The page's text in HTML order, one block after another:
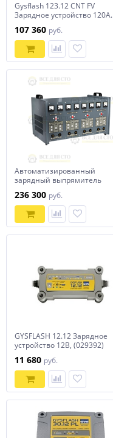
Gysflash 123.12 CNT FV
Зарядное устройство 120А.
107 360 руб.
Автоматизированный
зарядный выпрямитель
236 300 руб.
GYSFLASH 12.12 Зарядное
устройство 12В, (029392)
11 680 руб.